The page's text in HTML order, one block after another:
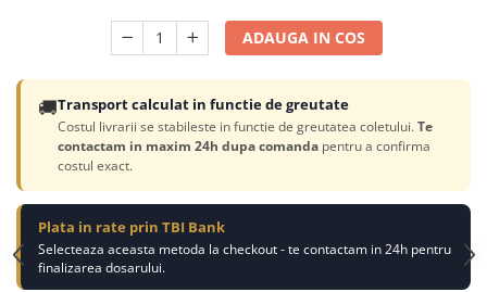
ADAUGA IN COS
🚚Transport calculat in functie de greutate
Costul livrarii se stabileste in functie de greutatea coletului.Te
contactam in maxim 24h dupa comanda pentru a confirma
costul exact.
Plata in rate prin TBI Bank
Selecteaza aceasta metoda la checkout - te contactam in 24h pentru
finalizarea dosarului.